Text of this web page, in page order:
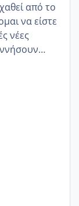
από το
να είστε
νέες
Να πάρουν
τους